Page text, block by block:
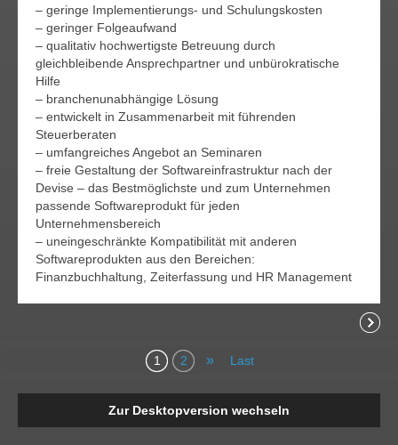
– geringe Implementierungs- und Schulungskosten
– geringer Folgeaufwand
– qualitativ hochwertigste Betreuung durch
gleichbleibende Ansprechpartner und unbürokratische
Hilfe
– branchenunabhängige Lösung
– entwickelt in Zusammenarbeit mit führenden
Steuerberaten
– umfangreiches Angebot an Seminaren
– freie Gestaltung der Softwareinfrastruktur nach der
Devise – das Bestmöglichste und zum Unternehmen
passende Softwareprodukt für jeden
Unternehmensbereich
– uneingeschränkte Kompatibilität mit anderen
Softwareprodukten aus den Bereichen:
Finanzbuchhaltung, Zeiterfassung und HR Management
1 2 » Last
Zur Desktopversion wechseln